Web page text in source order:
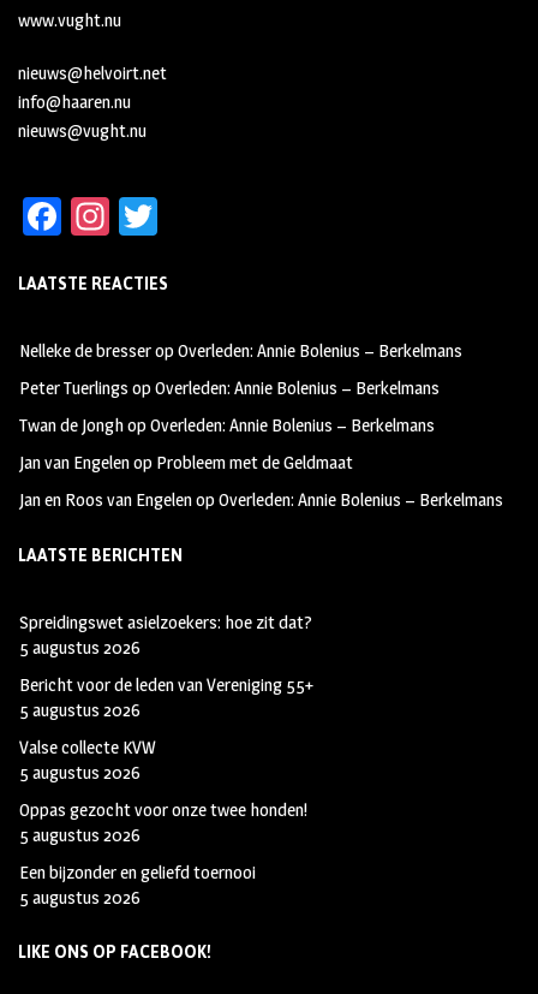
www.vught.nu
nieuws@helvoirt.net
info@haaren.nu
nieuws@vught.nu
Fa
b
oo
k
In
ag
m
tt
LAATSTE REACTIES
Nelleke de bresseropOverleden: Annie Bolenius – Berkelmans
Peter Tuerlings opOverleden: Annie Bolenius – Berkelmans
Twan de JonghopOverleden: Annie Bolenius – Berkelmans
Jan van Engelenop Probleem met de Geldmaat
Jan en Roos van EngelenopOverleden: Annie Bolenius – Berkelmans
LAATSTE BERICHTEN
Spreidingswet asielzoekers: hoe zit dat?
5 augustus 2026
Bericht voor de leden van Vereniging 55+
5 augustus 2026
Valse collecte KVW
5 augustus 2026
Oppas gezocht voor onze twee honden!
5 augustus 2026
Een bijzonder en geliefd toernooi
5 augustus 2026
LIKE ONS OP FACEBOOK!